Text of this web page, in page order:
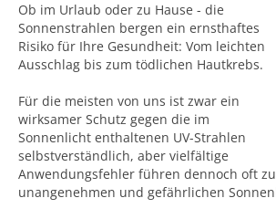
Ob im Urlaub oder zu Hause - die
Sonnenstrahlen bergen ein ernsthaftes
Risiko für Ihre Gesundheit: Vom leichten
Ausschlag bis zum tödlichen Hautkrebs.
Für die meisten von uns ist zwar ein
wirksamer Schutz gegen die im
Sonnenlicht enthaltenen UV-Strahlen
selbstverständlich, aber vielfältige
Anwendungsfehler führen dennoch oft
unangenehmen und gefährlichen